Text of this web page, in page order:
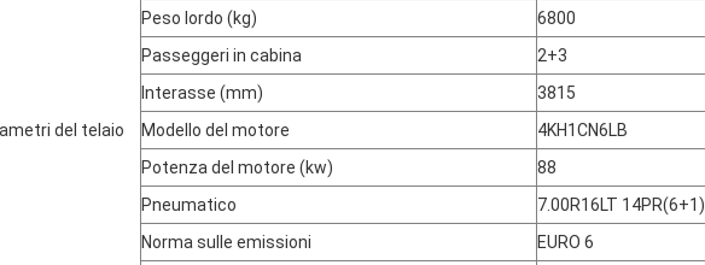
del telaio
Peso lordo (kg)
6800
Passeggeri in cabina
2+3
Interasse (mm)
3815
Modello del motore
4KH1CN6LB
Potenza del motore (kw)
88
Pneumatico
7.00R16LT 14PR(6+1)
Norma sulle emissioni
EURO 6